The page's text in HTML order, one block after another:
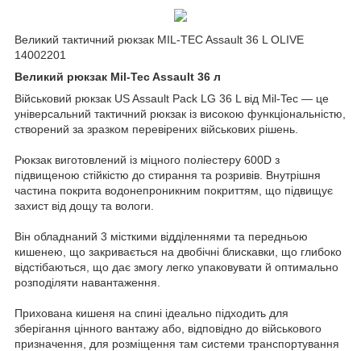
Великий тактичний рюкзак MIL-TEC Assault 36 L OLIVE
14002201
Великий рюкзак Mil-Tec Assault 36 л
Військовий рюкзак US Assault Pack LG 36 L від Mil-Tec — це
універсальний тактичний рюкзак із високою функціональністю,
створений за зразком перевірених військових рішень.
Рюкзак виготовлений із міцного поліестеру 600D з
підвищеною стійкістю до стирання та розривів. Внутрішня
частина покрита водонепроникним покриттям, що підвищує
захист від дощу та вологи.
Він обладнаний 3 місткими відділеннями та передньою
кишенею, що закривається на двобічні блискавки, що глибоко
відстібаються, що дає змогу легко упаковувати й оптимально
розподіляти навантаження.
Прихована кишеня на спині ідеально підходить для
зберігання цінного вантажу або, відповідно до військового
призначення, для розміщення там системи транспортування